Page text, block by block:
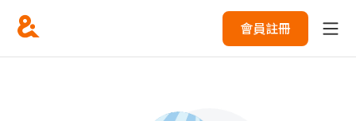
會員註冊